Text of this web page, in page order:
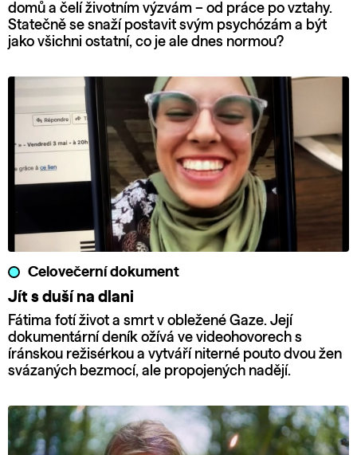
domů a čelí životním výzvám – od práce po vztahy.
Statečně se snaží postavit svým psychózám a být
jako všichni ostatní, co je ale dnes normou?
Celovečerní dokument
Jít s duší na dlani
Fátima fotí život a smrt v obležené Gaze. Její
dokumentární deník ožívá ve videohovorech s
íránskou režisérkou a vytváří niterné pouto dvou žen
svázaných bezmocí, ale propojených nadějí.